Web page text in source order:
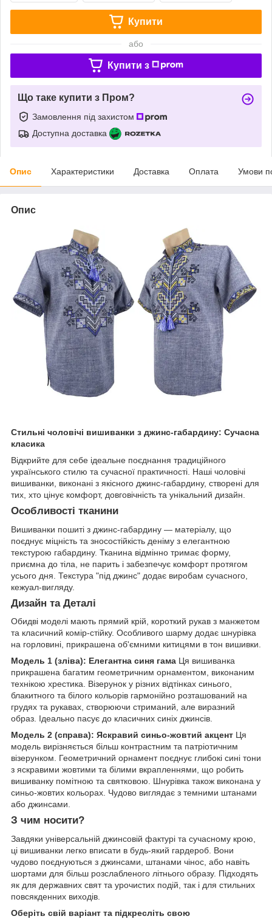
Купити
або
Купити з
Що таке купити з Пром?
Замовлення під захистом
Доступна доставка
Опис Характеристики Доставка Оплата Умови
Опис
Стильні чоловічі вишиванки з джинс-габардину: Сучасна
класика
Відкрийте для себе ідеальне поєднання традиційного
українського стилю та сучасної практичності. Наші чоловічі
вишиванки, виконані з якісного джинс-габардину, створені для
тих, хто цінує комфорт, довговічність та унікальний дизайн.
Особливості тканини
Вишиванки пошиті з джинс-габардину — матеріалу, що
поєднує міцність та зносостійкість деніму з елегантною
текстурою габардину. Тканина відмінно тримає форму,
приємна до тіла, не парить і забезпечує комфорт протягом
усього дня. Текстура "під джинс" додає виробам сучасного,
кежуал-вигляду.
Дизайн та Деталі
Обидві моделі мають прямий крій, короткий рукав з манжетом
та класичний комір-стійку. Особливого шарму додає шнурівка
на горловині, прикрашена об'ємними китицями в тон вишивки.
Модель 1 (зліва): Елегантна синя гама Ця вишиванка
прикрашена багатим геометричним орнаментом, виконаним
технікою хрестика. Візерунок у різних відтінках синього,
блакитного та білого кольорів гармонійно розташований на
грудях та рукавах, створюючи стриманий, але виразний
образ. Ідеально пасує до класичних синіх джинсів.
Модель 2 (справа): Яскравий синьо-жовтий акцент Ця
модель вирізняється більш контрастним та патріотичним
візерунком. Геометричний орнамент поєднує глибокі сині тони
з яскравими жовтими та білими вкрапленнями, що робить
вишиванку помітною та святковою. Шнурівка також виконана у
синьо-жовтих кольорах. Чудово виглядає з темними штанами
або джинсами.
З чим носити?
Завдяки універсальній джинсовій фактурі та сучасному крою,
ці вишиванки легко вписати в будь-який гардероб. Вони
чудово поєднуються з джинсами, штанами чінос, або навіть
шортами для більш розслабленого літнього образу. Підходять
як для державних свят та урочистих подій, так і для стильних
повсякденних виходів.
Оберіть свій варіант та підкресліть свою